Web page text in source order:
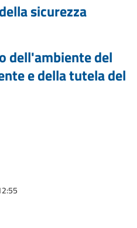
sicurezza
dell'ambiente del
e della tutela del